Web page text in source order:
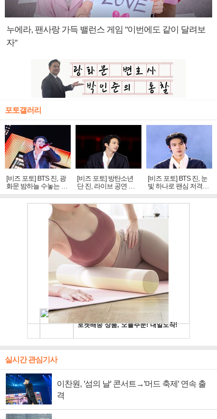
누에라, 팬사랑 가득 밸런스 게임 "이번에도 같이 달려보
자"
포토갤러리
[비즈 포토] BTS 진, 광
화문 밤하늘 수놓는 '비
주얼 킹'의 열창
[비즈 포토] 방탄소년
단 진, 라이브 공연 중
빛나는 독보적 아우라
[비즈 포토] BTS 진, 눈
빛 하나로 팬심 저격…
독보적 카리스마
실시간 관심기사
이찬원, '섬의 날' 콘서트→'머드 축제' 연속 출
격